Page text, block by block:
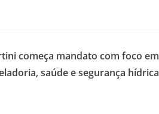
começa mandato com foco em
saúde e segurança hídrica